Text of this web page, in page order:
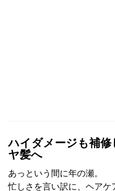
ハイダメージも補修
ヤ髪へ
あっという間に年の瀬。
忙しさを言い訳に、ヘア